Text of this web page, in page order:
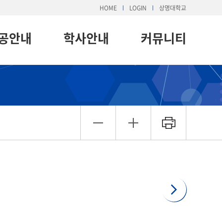
HOME LOGIN 상명대학교
안내 학사안내 커뮤니티